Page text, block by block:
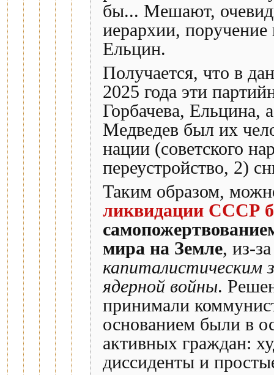
бы... Мешают,
иерархии,
Ельцин.
Получается, что в
2025 года эти
Горбачева, Ельцина,
Медведев был их
нации (советского
переустройство, 2)
Таким образом,
ликвидации СССР
мира на Земле, из-
капиталистическим
ядерной войны.
принимали
основанием были в
активных граждан:
диссиденты и